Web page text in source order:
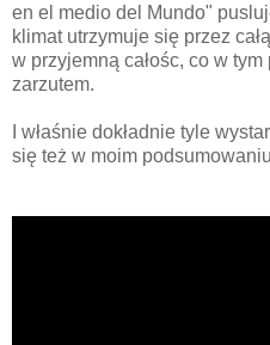
en el medio del Mundo"
klimat utrzymuje się przez
w przyjemną całośc, co w
zarzutem.
I właśnie dokładnie tyle
się też w moim